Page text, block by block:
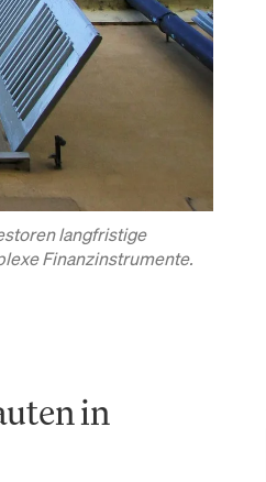
langfristige
Finanzinstrumente.
in